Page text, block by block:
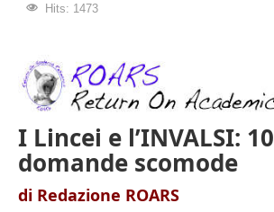
Hits: 1473
I Lincei e l’INVALSI: 10
domande scomode
di Redazione ROARS